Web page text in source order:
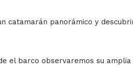
catamarán panorámico y
el barco observaremos su